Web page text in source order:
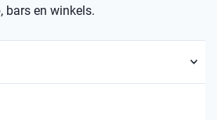
bars en winkels.